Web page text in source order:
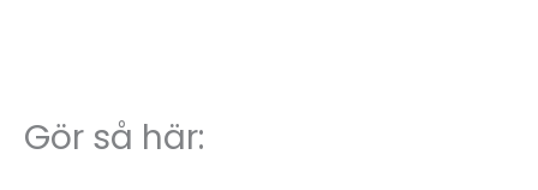
Gör så här: